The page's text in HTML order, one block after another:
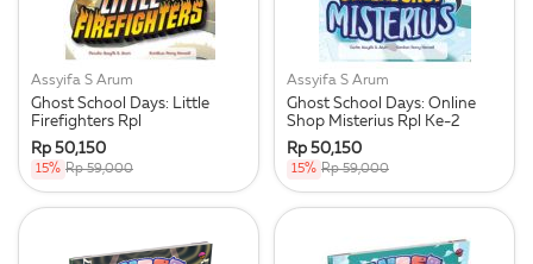
Assyifa S Arum
Ghost School Days: Little
Firefighters Rpl
Rp 50,150
15% Rp 59,000
Assyifa S Arum
Ghost School Days: Online
Shop Misterius Rpl Ke-2
Rp 50,150
15% Rp 59,000